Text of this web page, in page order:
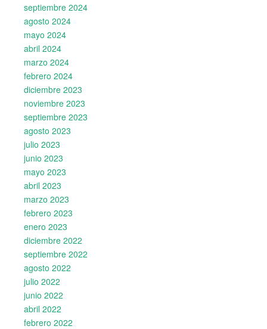
septiembre 2024
agosto 2024
mayo 2024
abril 2024
marzo 2024
febrero 2024
diciembre 2023
noviembre 2023
septiembre 2023
agosto 2023
julio 2023
junio 2023
mayo 2023
abril 2023
marzo 2023
febrero 2023
enero 2023
diciembre 2022
septiembre 2022
agosto 2022
julio 2022
junio 2022
abril 2022
febrero 2022